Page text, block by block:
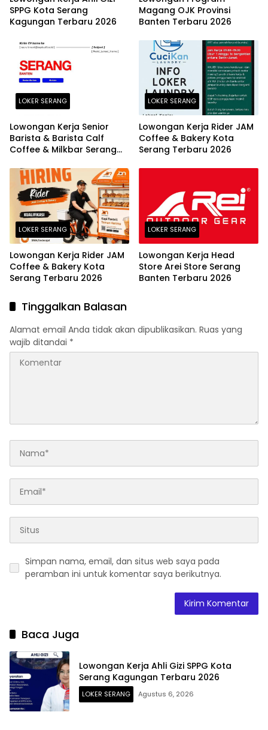
SPPG Kota Serang
Kagungan Terbaru 2026
Magang OJK Provinsi
Banten Terbaru 2026
LOKER SERANG
Lowongan Kerja Senior
Barista & Barista Calf
Coffee & Milkbar Serang
LOKER SERANG
Lowongan Kerja Rider JAM
Coffee & Bakery Kota
Serang Terbaru 2026
LOKER SERANG
Lowongan Kerja Rider JAM
Coffee & Bakery Kota
Serang Terbaru 2026
LOKER SERANG
Lowongan Kerja Head
Store Arei Store Serang
Banten Terbaru 2026
Tinggalkan Balasan
Alamat email Anda tidak akan dipublikasikan. Ruas yang
wajib ditandai *
Simpan nama, email, dan situs web saya pada
peramban ini untuk komentar saya berikutnya.
Baca Juga
Lowongan Kerja Ahli Gizi SPPG Kota
Serang Kagungan Terbaru 2026
LOKER SERANG Agustus 6, 2026